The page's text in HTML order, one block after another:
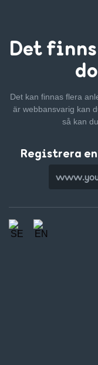
Det
Det kan finnas flera
är webbansvarig kan
så kan
Registrera